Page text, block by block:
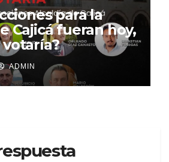
para la
Cajicá fueran hoy,
ADMIN